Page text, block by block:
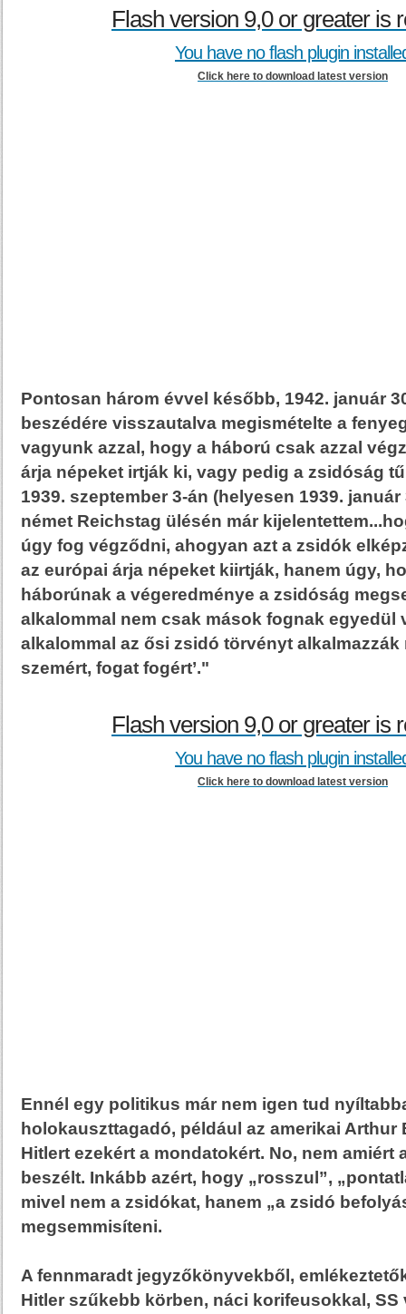
Flash version 9,0 or greater is
You have no flash plugin
Click here to download latest version
Pontosan három évvel később, 1942. január
beszédére visszautalva megismételte a
vagyunk azzal, hogy a háború csak azzal
árja népeket irtják ki, vagy pedig a zsidóság
1939. szeptember 3-án (helyesen 1939.
német Reichstag ülésén már
úgy fog végződni, ahogyan azt a zsidók
az európai árja népeket kiirtják, hanem úgy,
háborúnak a végeredménye a zsidóság
alkalommal nem csak mások fognak egyedül
alkalommal az ősi zsidó törvényt alkalmazzák
szemért, fogat fogért’."
Flash version 9,0 or greater is
You have no flash plugin
Click here to download latest version
Ennél egy politikus már nem igen tud
holokauszttagadó, például az amerikai Arthur
Hitlert ezekért a mondatokért. No, nem amiért
beszélt. Inkább azért, hogy „rosszul”,
mivel nem a zsidókat, hanem „a zsidó
megsemmisíteni.
A fennmaradt jegyzőkönyvekből,
Hitler szűkebb körben, náci korifeusokkal,